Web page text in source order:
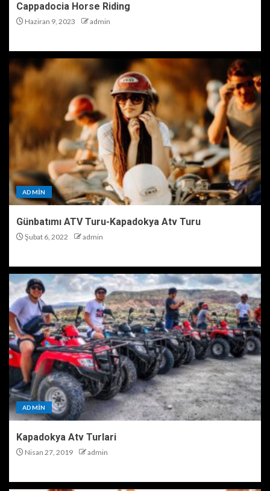
Cappadocia Horse Riding
Haziran 9, 2023 admin
ADMIN
Günbatımı ATV Turu-Kapadokya Atv Turu
Şubat 6, 2022 admin
ADMIN
Kapadokya Atv Turlari
Nisan 27, 2019 admin